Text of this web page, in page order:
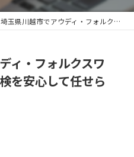
埼玉県川越市でアウディ・フォルクスワーゲン・ホンダの車検を安心して任せられる理由
ィ・フォルクスワ
を安心して任せら